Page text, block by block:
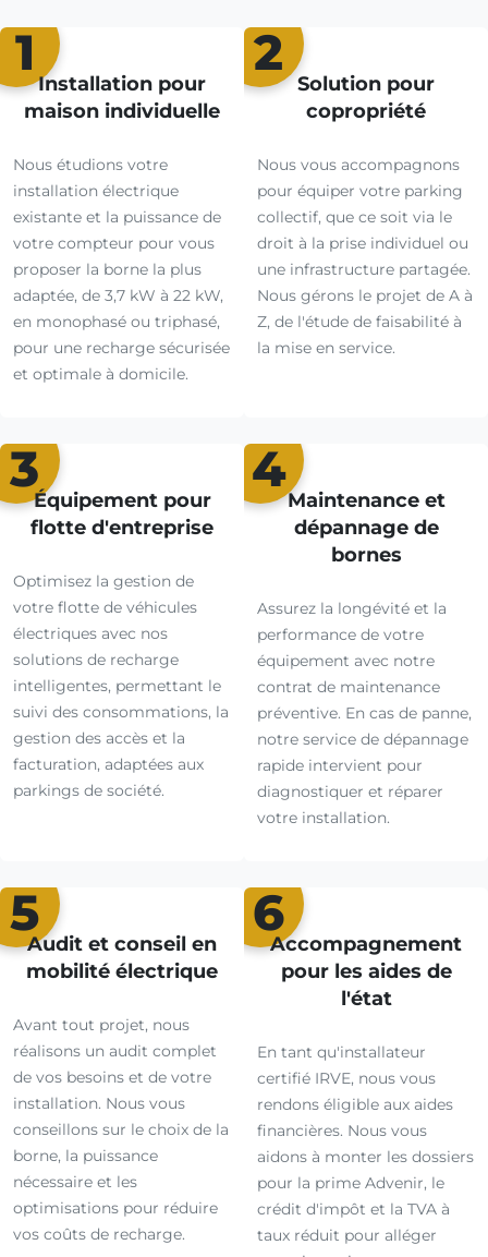
1
Installation pour
maison individuelle
Nous étudions votre
installation électrique
existante et la puissance de
votre compteur pour vous
proposer la borne la plus
adaptée, de 3,7 kW à 22 kW,
en monophasé ou triphasé,
pour une recharge sécurisée
et optimale à domicile.
2
Solution pour
copropriété
Nous vous accompagnons
pour équiper votre parking
collectif, que ce soit via le
droit à la prise individuel ou
une infrastructure partagée.
Nous gérons le projet de A à
Z, de l'étude de faisabilité à
la mise en service.
3
Équipement pour
flotte d'entreprise
Optimisez la gestion de
votre flotte de véhicules
électriques avec nos
solutions de recharge
intelligentes, permettant le
suivi des consommations, la
gestion des accès et la
facturation, adaptées aux
parkings de société.
4
Maintenance et
dépannage de
bornes
Assurez la longévité et la
performance de votre
équipement avec notre
contrat de maintenance
préventive. En cas de panne,
notre service de dépannage
rapide intervient pour
diagnostiquer et réparer
votre installation.
5
Audit et conseil en
mobilité électrique
Avant tout projet, nous
réalisons un audit complet
de vos besoins et de votre
installation. Nous vous
conseillons sur le choix de la
borne, la puissance
nécessaire et les
optimisations pour réduire
vos coûts de recharge.
6
Accompagnement
pour les aides de
l'état
En tant qu'installateur
certifié IRVE, nous vous
rendons éligible aux aides
financières. Nous vous
aidons à monter les dossiers
pour la prime Advenir, le
crédit d'impôt et la TVA à
taux réduit pour alléger